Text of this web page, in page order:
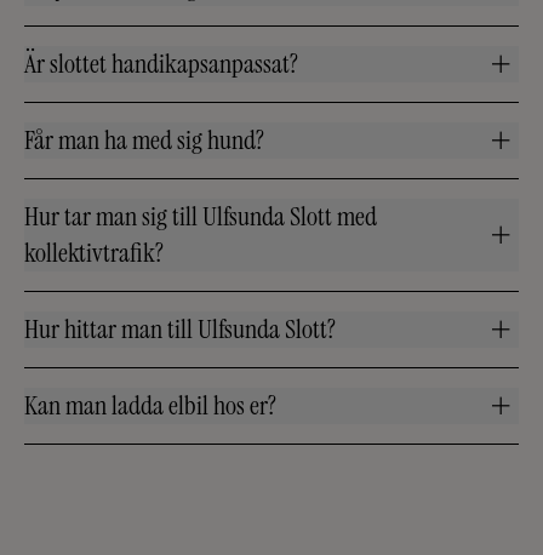
Är slottet handikapsanpassat?
Får man ha med sig hund?
Hur tar man sig till Ulfsunda Slott med
kollektivtrafik?
Hur hittar man till Ulfsunda Slott?
Kan man ladda elbil hos er?